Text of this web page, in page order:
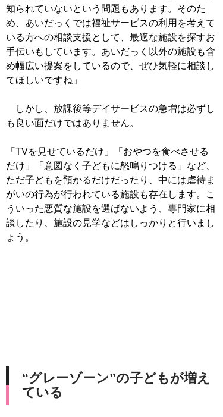
知られていないという問題もあります。そのた
め、あいだっくでは福祉サービスの利用を考えて
いる方への相談支援として、最適な施設を探すお
手伝いもしています。あいだっく以外の施設も含
め幅広い提案をしているので、ぜひ気軽に相談し
てほしいですね」
しかし、放課後等デイサービスの急増は必ずし
も良い面だけではありません。
「TVを見せているだけ」「おやつを食べさせる
だけ」「意図なく子どもに怒鳴りつける」など、
ただ子どもを預かるだけだったり、中には虐待ま
がいの行為が行われている施設も存在します。こ
ういった悪質な施設を選ばないよう、専門家に相
談したり、施設の見学などはしっかりと行いまし
ょう。
“グレーゾーン”の子どもが増え
ている